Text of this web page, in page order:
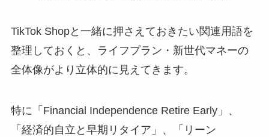
TikTok Shopと一緒に押さえておきたい関連用語を
整理しておくと、ライフプラン・新世代マネーの
全体像がより立体的に見えてきます。
特に「Financial Independence Retire Early」、
「経済的自立と早期リタイア」、「リーン